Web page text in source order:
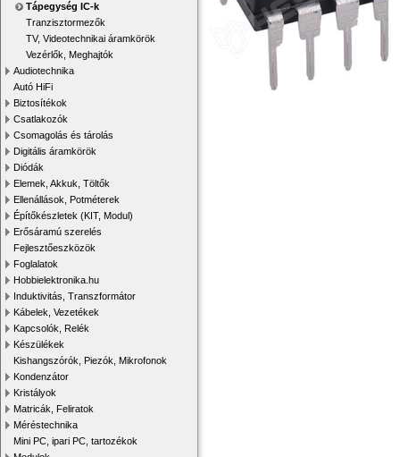
Tápegység IC-k
Tranzisztormezők
TV, Videotechnikai áramkörök
Vezérlők, Meghajtók
Audiotechnika
Autó HiFi
Biztosítékok
Csatlakozók
Csomagolás és tárolás
Digitális áramkörök
Diódák
Elemek, Akkuk, Töltők
Ellenállások, Potméterek
Építőkészletek (KIT, Modul)
Erősáramú szerelés
Fejlesztőeszközök
Foglalatok
Hobbielektronika.hu
Induktivitás, Transzformátor
Kábelek, Vezetékek
Kapcsolók, Relék
Készülékek
Kishangszórók, Piezók, Mikrofonok
Kondenzátor
Kristályok
Matricák, Feliratok
Méréstechnika
Mini PC, ipari PC, tartozékok